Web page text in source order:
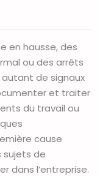
en hausse, des
ou des arrêts
de signaux
et traiter
du travail ou
cause
sujets de
dans l’entreprise.